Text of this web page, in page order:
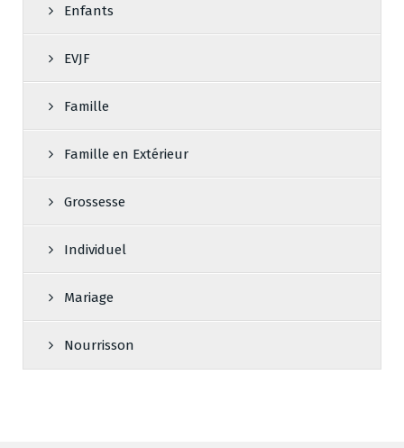
Enfants
EVJF
Famille
Famille en Extérieur
Grossesse
Individuel
Mariage
Nourrisson